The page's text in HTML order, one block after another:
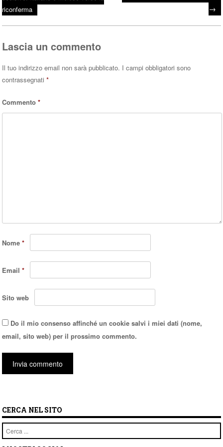
okr A
pp
riconferma
→
Lascia un commento
Il tuo indirizzo email non sarà pubblicato. I campi obbligatori sono
contrassegnati*
Commento*
Nome*
Email*
Sito web
Do il mio consenso affinché un cookie salvi i miei dati (nome,
email, sito web) per il prossimo commento.
CERCA NEL SITO
Cerca